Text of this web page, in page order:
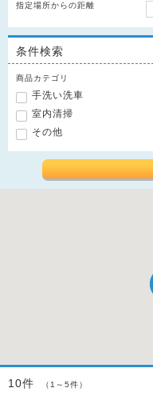
指定場所からの距離
条件検索
商品カテゴリ
手洗い洗車
室内清掃
その他
10件 （1～5件）